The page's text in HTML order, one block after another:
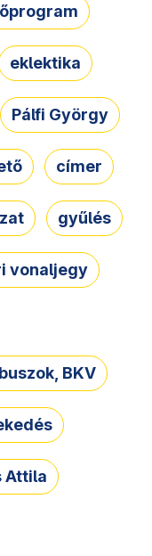
eklektika
Pálfi György
címer
gyűlés
vonaljegy
BKV
Attila